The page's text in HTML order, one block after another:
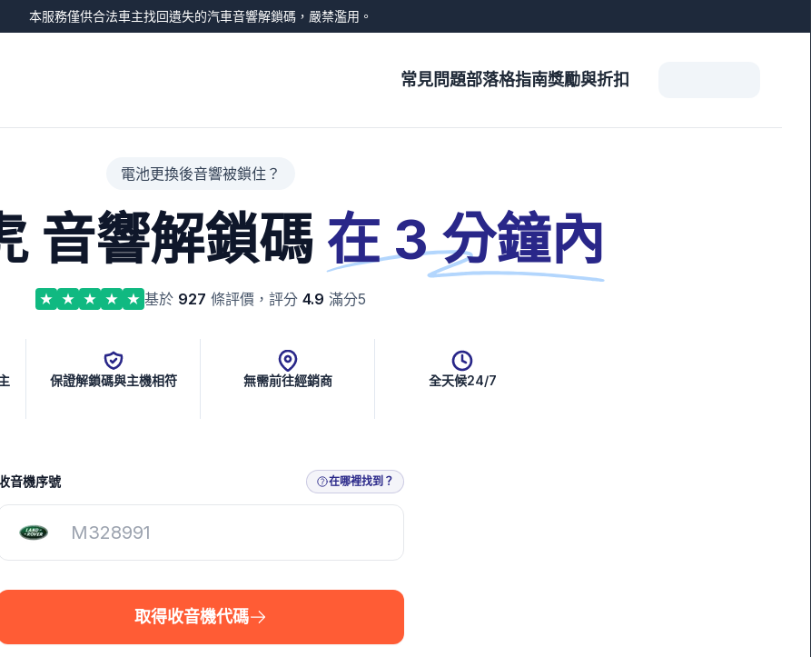
本服務僅供合法車主找回遺失的汽車音響解鎖碼，嚴禁濫用。
常見問題部落格指南獎勵與折扣
電池更換後音響被鎖住？
音響解鎖碼 在 3 分鐘內
基於 927 條評價，評分 4.9 滿分5
保證解鎖碼與主機相符 無需前往經銷商 全天候24/7
音機序號 在哪裡找到？
取得收音機代碼